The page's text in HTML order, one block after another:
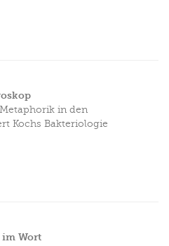
in den
Kochs Bakteriologie
im Wort